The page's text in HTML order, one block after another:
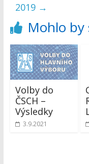
2019 →
Mohlo by
Volby do
ČSCH –
Výsledky
3.9.2021